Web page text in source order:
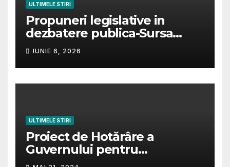
ULTIMELE STIRI
Propuneri legislative in
dezbatere publica-Sursa
https://iscir.ro/transparenta-
decizionala.
IUNIE 6, 2026
ULTIMELE STIRI
Proiect de Hotărâre a
Guvernului pentru
modificarea și completarea